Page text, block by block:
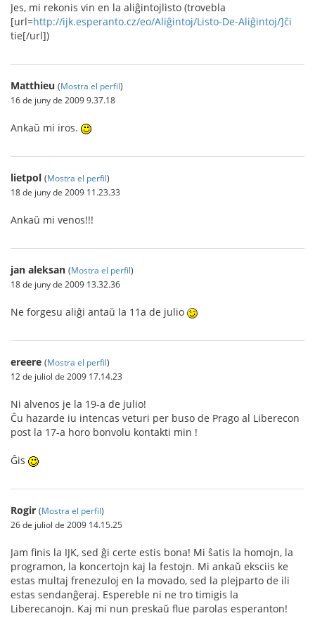
Jes, mi rekonis vin en la aliĝintojlisto (trovebla
[url=http://ijk.esperanto.cz/eo/Aliĝintoj/Listo-De-Aliĝintoj/]ĉi
tie[/url])
Matthieu (Mostra el perfil)
16 de juny de 2009 9.37.18
Ankaŭ mi iros.
lietpol (Mostra el perfil)
18 de juny de 2009 11.23.33
Ankaŭ mi venos!!!
jan aleksan (Mostra el perfil)
18 de juny de 2009 13.32.36
Ne forgesu aliĝi antaŭ la 11a de julio
ereere (Mostra el perfil)
12 de juliol de 2009 17.14.23
Ni alvenos je la 19-a de julio!
Ĉu hazarde iu intencas veturi per buso de Prago al Liberecon
post la 17-a horo bonvolu kontakti min !
Ĝis
Rogir (Mostra el perfil)
26 de juliol de 2009 14.15.25
Jam finis la IJK, sed ĝi certe estis bona! Mi ŝatis la homojn, la
programon, la koncertojn kaj la festojn. Mi ankaŭ eksciis ke
estas multaj frenezuloj en la movado, sed la plejparto de ili
estas sendanĝeraj. Espereble ni ne tro timigis la
Liberecanojn. Kaj mi nun preskaŭ flue parolas esperanton!